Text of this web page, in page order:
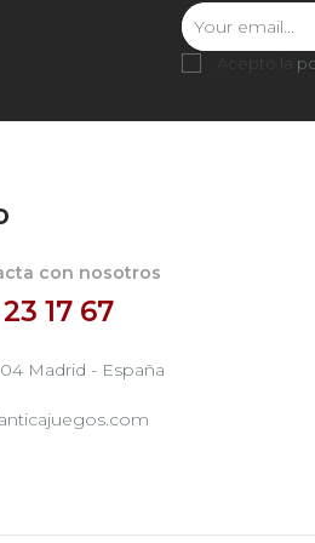
Acepto la
con nosotros
17 67
Madrid - España